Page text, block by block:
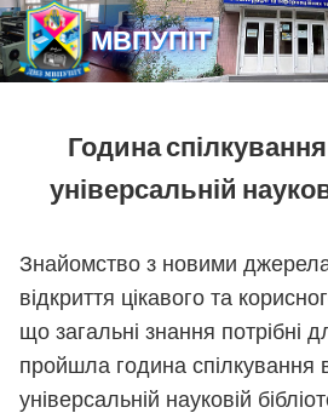
МВПУПІТ
Година
універсальній
Знайомство з новими
відкриття цікавого та
що загальні знання потрібні
пройшла година спілкування
універсальній науковій